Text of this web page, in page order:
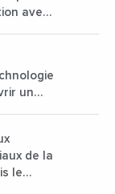
avec
un
à
de la
le